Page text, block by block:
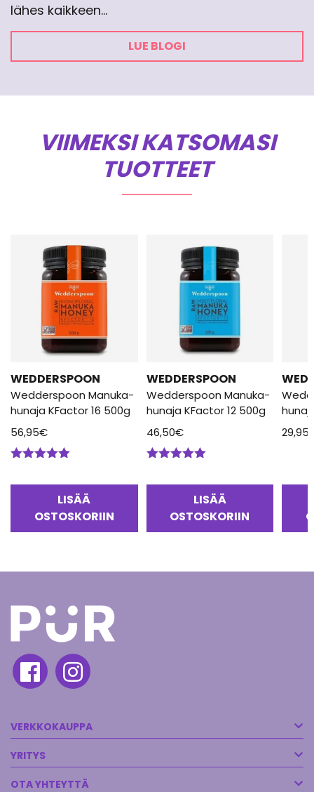
lähes kaikkeen…
LUE BLOGI
VIIMEKSI KATSOMASI
TUOTTEET
WEDDERSPOON
Wedderspoon Manuka-
hunaja KFactor 16 500g
56,95€
LISÄÄ
OSTOSKORIIN
WEDDERSPOON
Wedderspoon Manuka-
hunaja KFactor 12 500g
46,50€
LISÄÄ
OSTOSKORIIN
29,95
VERKKOKAUPPA
YRITYS
OTA YHTEYTTÄ